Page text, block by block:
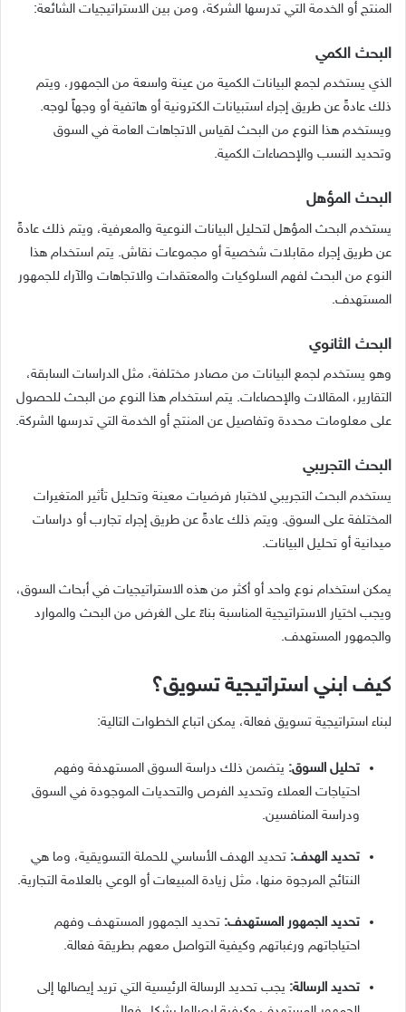
المنتج أو الخدمة التي تدرسها الشركة، ومن بين الاستراتيجيات الشائعة:
البحث الكمي
الذي يستخدم لجمع البيانات الكمية من عينة واسعة من الجمهور، ويتم
ذلك عادةً عن طريق إجراء استبيانات الكترونية أو هاتفية أو وجهاً لوجه.
ويستخدم هذا النوع من البحث لقياس الاتجاهات العامة في السوق
وتحديد النسب والإحصاءات الكمية.
البحث المؤهل
يستخدم البحث المؤهل لتحليل البيانات النوعية والمعرفية، ويتم ذلك عادةً
عن طريق إجراء مقابلات شخصية أو مجموعات نقاش. يتم استخدام هذا
النوع من البحث لفهم السلوكيات والمعتقدات والاتجاهات والآراء للجمهور
المستهدف.
البحث الثانوي
وهو يستخدم لجمع البيانات من مصادر مختلفة، مثل الدراسات السابقة،
التقارير، المقالات والإحصاءات. يتم استخدام هذا النوع من البحث للحصول
على معلومات محددة وتفاصيل عن المنتج أو الخدمة التي تدرسها الشركة.
البحث التجريبي
يستخدم البحث التجريبي لاختبار فرضيات معينة وتحليل تأثير المتغيرات
المختلفة على السوق. ويتم ذلك عادةً عن طريق إجراء تجارب أو دراسات
ميدانية أو تحليل البيانات.
يمكن استخدام نوع واحد أو أكثر من هذه الاستراتيجيات في أبحاث السوق،
ويجب اختيار الاستراتيجية المناسبة بناءً على الغرض من البحث والموارد
والجمهور المستهدف.
كيف ابني استراتيجية تسويق؟
لبناء استراتيجية تسويق فعالة، يمكن اتباع الخطوات التالية:
تحليل السوق: يتضمن ذلك دراسة السوق المستهدفة وفهم
احتياجات العملاء وتحديد الفرص والتحديات الموجودة في السوق
ودراسة المنافسين.
تحديد الهدف: تحديد الهدف الأساسي للحملة التسويقية، وما هي
النتائج المرجوة منها، مثل زيادة المبيعات أو الوعي بالعلامة التجارية.
تحديد الجمهور المستهدف: تحديد الجمهور المستهدف وفهم
احتياجاتهم ورغباتهم وكيفية التواصل معهم بطريقة فعالة.
تحديد الرسالة: يجب تحديد الرسالة الرئيسية التي تريد إيصالها إلى